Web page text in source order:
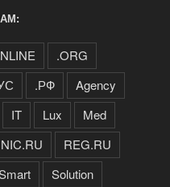
.ORG
.РФ
Agency
IT Lux
Med
NIC.RU
REG.RU
Solution